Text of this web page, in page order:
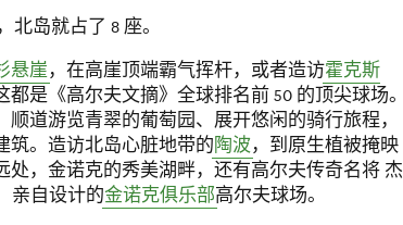
北岛就占了 8 座。
悬崖 ，在高崖顶端霸气挥杆，或者造访霍克斯
是《高尔夫文摘》全球排名前 50 的顶尖球场。
道游览青翠的葡萄园、展开悠闲的骑行旅程，
筑。造访北岛心脏地带的 陶波，到原生植被掩映
处，金诺克的秀美湖畔，还有高尔夫传奇名将 杰
亲自设计的金诺克俱乐部高尔夫球场。